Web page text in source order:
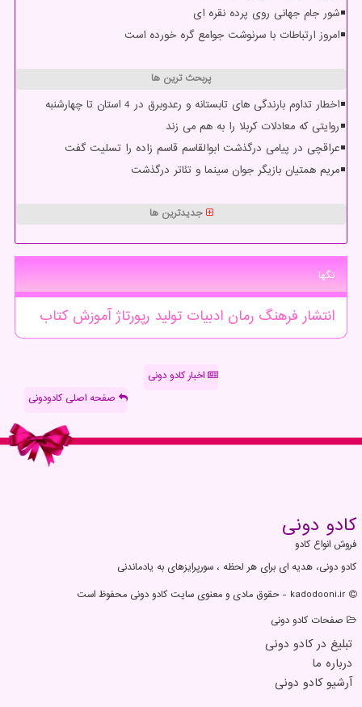
شور جام جهانی روی پرده نقره ای
امروز ارتباطات با سرنوشت جوامع گره خورده است
پربحث ترین ها
اخطار تداوم بارندگی های تابستانه و رعدوبرق در 4 استان تا چهارشنبه
روایتی که معادلات کربلا را به هم می زند
عراقچی در پیامی درگذشت ابوالقاسم قاسم زاده را تسلیت گفت
مریم همتیان بازیگر جوان سینما و تئاتر درگذشت
جدیدترین ها
تگها
انتشار فرهنگ رمان ادبیات تولید رپورتاژآموزشكتاب
اخبار کادو دونی
صفحه اصلی کادودونی
كادو دونی
فروش انواع کادو
کادو دونی، هدیه ای برای هر لحظه ، سورپرایزهای به یادماندنی
صفحات كادو دونی
تبلیغ در كادو دونی
درباره ما
آرشیو كادو دونی